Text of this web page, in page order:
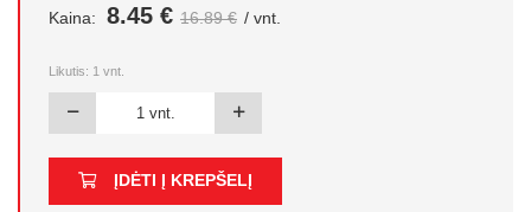
Kaina: 8.45 € 16.89 € / vnt.
Likutis: 1 vnt.
ĮDĖTI Į KREPŠELĮ